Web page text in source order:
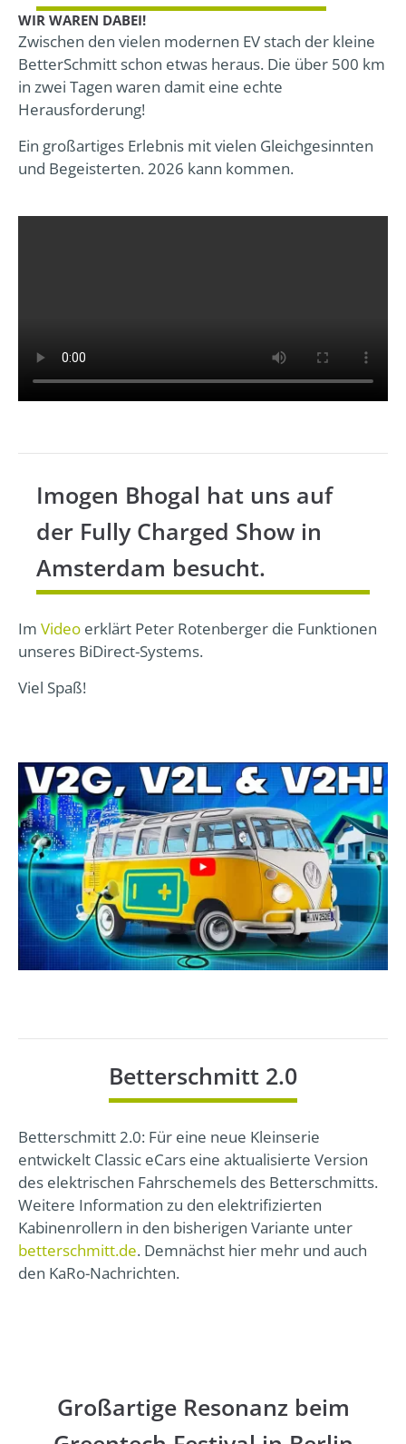
WIR WAREN DABEI!
Zwischen den vielen modernen EV stach der kleine
BetterSchmitt schon etwas heraus. Die über 500 km
in zwei Tagen waren damit eine echte
Herausforderung!
Ein großartiges Erlebnis mit vielen Gleichgesinnten
und Begeisterten. 2026 kann kommen.
Imogen Bhogal hat uns auf
der Fully Charged Show in
Amsterdam besucht.
Im Video erklärt Peter Rotenberger die Funktionen
unseres BiDirect-Systems.
Viel Spaß!
Betterschmitt 2.0
Betterschmitt 2.0: Für eine neue Kleinserie
entwickelt Classic eCars eine aktualisierte Version
des elektrischen Fahrschemels des Betterschmitts.
Weitere Information zu den elektrifizierten
Kabinenrollern in den bisherigen Variante unter
betterschmitt.de. Demnächst hier mehr und auch
den KaRo-Nachrichten.
Großartige Resonanz beim